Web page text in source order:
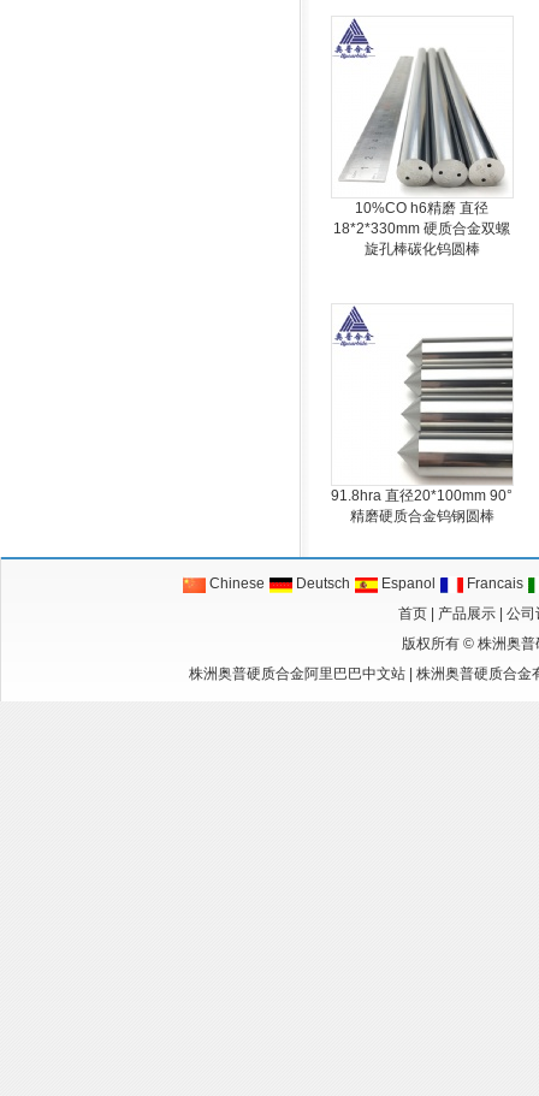
10%CO h6精磨 直径
18*2*330mm 硬质合金双螺
旋孔棒碳化钨圆棒
91.8hra 直径20*100mm 90°
精磨硬质合金钨钢圆棒
Chinese Deutsch Espanol
Francais
首页
产品展示
公司
版权所有 © 株洲奥普
株洲奥普硬质合金阿里巴巴中文站| 株洲奥普硬质合金